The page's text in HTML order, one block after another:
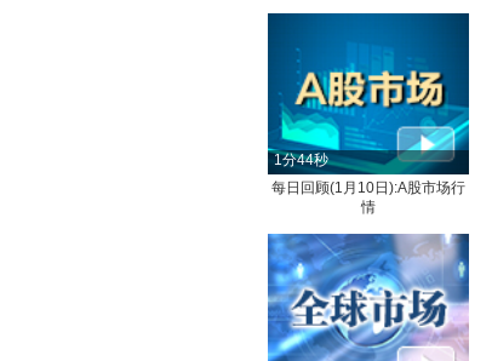
1分44秒
每日回顾(1月10日):A股市场行
情